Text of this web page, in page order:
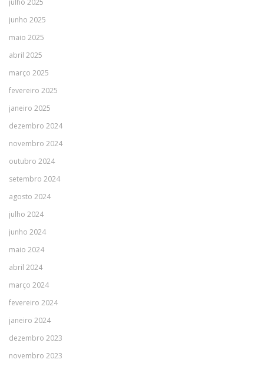
junho 2025
maio 2025
abril 2025
março 2025
fevereiro 2025
janeiro 2025
dezembro 2024
novembro 2024
outubro 2024
setembro 2024
agosto 2024
julho 2024
junho 2024
maio 2024
abril 2024
março 2024
fevereiro 2024
janeiro 2024
dezembro 2023
novembro 2023